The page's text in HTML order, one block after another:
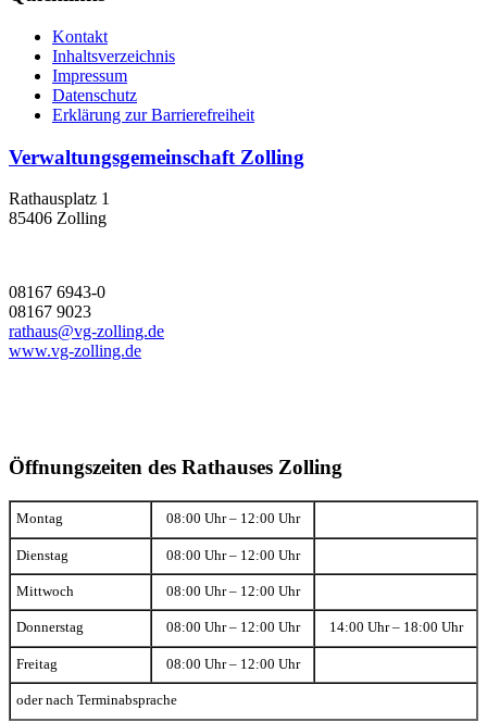
Kontakt
Inhaltsverzeichnis
Impressum
Datenschutz
Erklärung zur Barrierefreiheit
Verwaltungsgemeinschaft Zolling
Rathausplatz 1
85406 Zolling
08167 6943-0
08167 9023
rathaus@vg-zolling.de
www.vg-zolling.de
Öffnungszeiten des Rathauses Zolling
Montag 08:00 Uhr – 12:00 Uhr
Dienstag 08:00 Uhr – 12:00 Uhr
Mittwoch 08:00 Uhr – 12:00 Uhr
Donnerstag 08:00 Uhr – 12:00 Uhr 14:00 Uhr – 18:00 Uhr
Freitag 08:00 Uhr – 12:00 Uhr
oder nach Terminabsprache